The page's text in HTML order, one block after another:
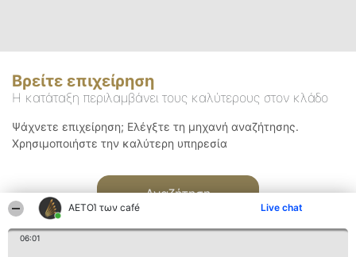
ΑΕΤΟΊ των café Live chat
06:01
Βρείτε επιχείρηση
Η κατάταξη περιλαμβάνει τους καλύτερους στον κλάδο
Ψάχνετε επιχείρηση; Ελέγξτε τη μηχανή αναζήτησης.
Χρησιμοποιήστε την καλύτερη υπηρεσία
Αναζήτηση